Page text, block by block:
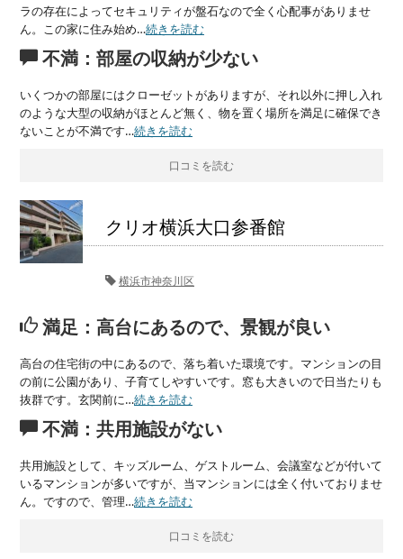
ラの存在によってセキュリティが盤石なので全く心配事がありませ
ん。この家に住み始め…続きを読む
不満：部屋の収納が少ない
いくつかの部屋にはクローゼットがありますが、それ以外に押し入れ
のような大型の収納がほとんど無く、物を置く場所を満足に確保でき
ないことが不満です…続きを読む
口コミを読む
クリオ横浜大口参番館
横浜市神奈川区
満足：高台にあるので、景観が良い
高台の住宅街の中にあるので、落ち着いた環境です。マンションの目
の前に公園があり、子育てしやすいです。窓も大きいので日当たりも
抜群です。玄関前に…続きを読む
不満：共用施設がない
共用施設として、キッズルーム、ゲストルーム、会議室などが付いて
いるマンションが多いですが、当マンションには全く付いておりませ
ん。ですので、管理…続きを読む
口コミを読む